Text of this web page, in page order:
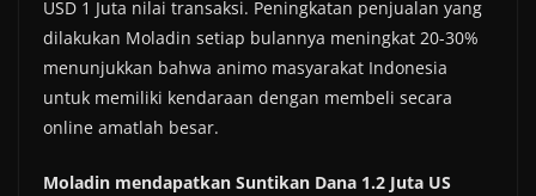
USD 1 Juta nilai transaksi. Peningkatan penjualan yang
dilakukan Moladin setiap bulannya meningkat 20-30%
menunjukkan bahwa animo masyarakat Indonesia
untuk memiliki kendaraan dengan membeli secara
online amatlah besar.
Moladin mendapatkan Suntikan Dana 1.2 Juta US